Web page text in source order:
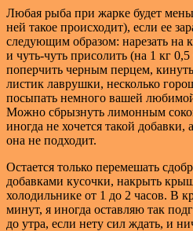
Любая рыба при жарке будет
ней такое происходит), если ее
следующим образом: нарезать на
и чуть-чуть присолить (на 1 кг
поперчить черным перцем,
листик лаврушки, несколько
посыпать немного вашей
Можно сбрызнуть лимонным
иногда не хочется такой
она не подходит.
Остается только перемешать
добавками кусочки, накрыть
холодильнике от 1 до 2 часов. В
минут, я иногда оставляю так
до утра, если нету сил ждать, и